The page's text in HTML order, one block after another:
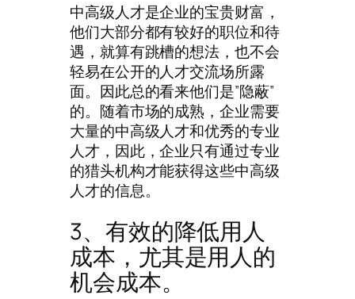
中高级人才是企业的宝贵财富，
他们大部分都有较好的职位和待
遇，就算有跳槽的想法，也不会
轻易在公开的人才交流场所露
面。因此总的看来他们是”隐蔽”
的。随着市场的成熟，企业需要
大量的中高级人才和优秀的专业
人才，因此，企业只有通过专业
的猎头机构才能获得这些中高级
人才的信息。
3、有效的降低用人
成本，尤其是用人的
机会成本。